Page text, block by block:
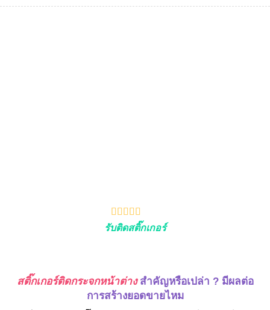
รับติดสติ๊กเกอร์
สติ๊กเกอร์ติดกระจกหน้าต่าง สำคัญหรือเปล่า ? มีผลต่อ
การสร้างยอดขายไหม